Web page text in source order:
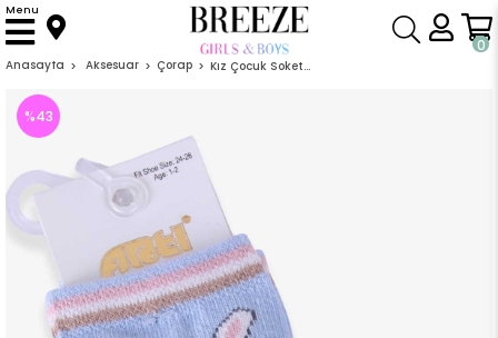
0
Menu
Anasayfa Aksesuar Çorap Kız Çocuk Soket Çorap Donut Desenli Açık Mavi (1-8 Yaş)
%43